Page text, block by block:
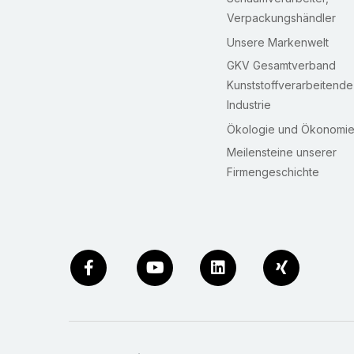
Verpackungshändler
Unsere Markenwelt
GKV Gesamtverband
Kunststoffverarbeitende
Industrie
Ökologie und Ökonomie
Meilensteine unserer
Firmengeschichte